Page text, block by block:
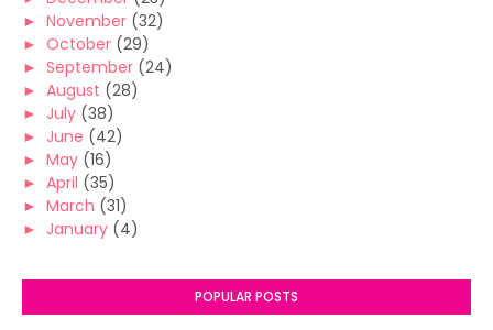
► November (32)
► October (29)
► September (24)
► August (28)
► July (38)
► June (42)
► May (16)
► April (35)
► March (31)
► January (4)
POPULAR POSTS